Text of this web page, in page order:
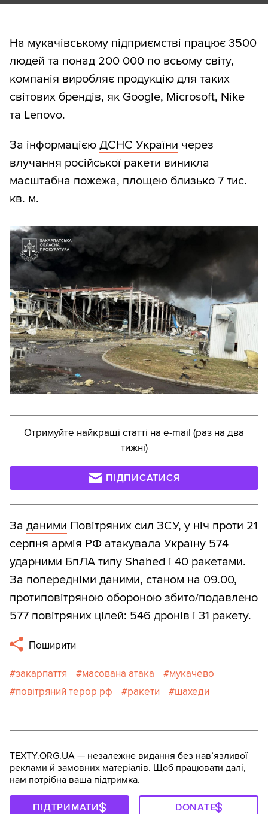
На мукачівському підприємстві працює 3500
людей та понад 200 000 по всьому світу,
компанія виробляє продукцію для таких
світових брендів, як Google, Microsoft, Nike
та Lenovo.
За інформацією ДСНС України через
влучання російської ракети виникла
масштабна пожежа, площею близько 7 тис.
кв. м.
Отримуйте найкращі статті на e-mail (раз на два
тижні)
ПІДПИСАТИСЯ
За даними Повітряних сил ЗСУ, у ніч проти 21
серпня армія РФ атакувала Україну 574
ударними БпЛА типу Shahed і 40 ракетами.
За попередніми даними, станом на 09.00,
протиповітряною обороною збито/подавлено
577 повітряних цілей: 546 дронів і 31 ракету.
Поширити
закарпаття масована атака
мукачево
повітряний терор рф
ракети шахеди
TEXTY.ORG.UA — незалежне видання без навʼязливої
реклами й замовних матеріалів. Щоб працювати далі,
нам потрібна ваша підтримка.
ПІДТРИМАТИ DONATE